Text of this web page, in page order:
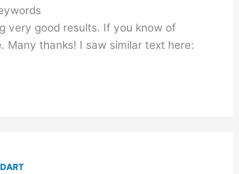
very good results. If you know of
Many thanks! I saw similar text here: